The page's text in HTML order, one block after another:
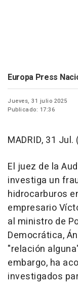
Europa Press
Jueves, 31 julio 2025
Publicado: 17:36
MADRID, 31 Jul.
El juez de la
investiga un
hidrocarburos
empresario
al ministro de
Democrática,
"relación
embargo, ha
investigados